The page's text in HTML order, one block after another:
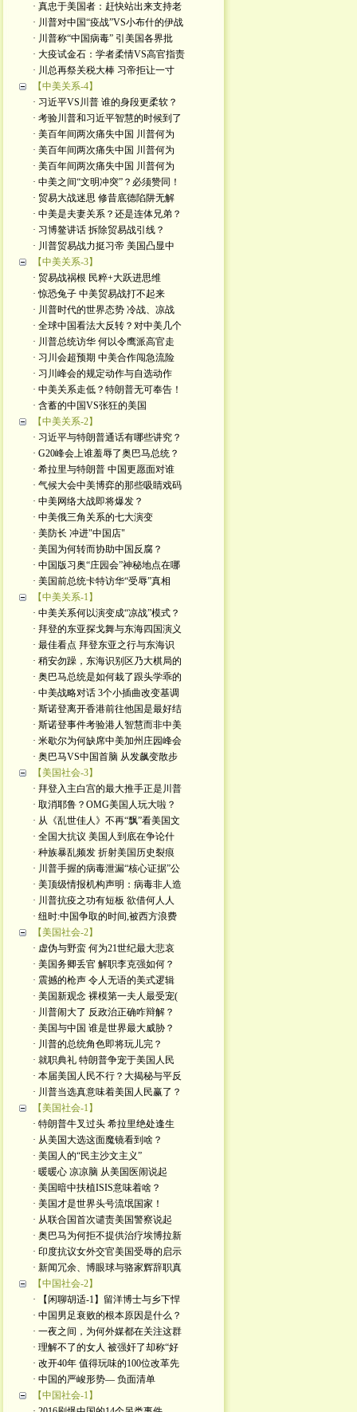
· 真忠于美国者：赶快站出来支持老
· 川普对中国“疫战”VS小布什的伊战
· 川普称“中国病毒” 引美国各界批
· 大疫试金石：学者柔情VS高官指责
· 川总再祭关税大棒 习帝拒让一寸
【中美关系-4】
· 习近平VS川普 谁的身段更柔软？
· 考验川普和习近平智慧的时候到了
· 美百年间两次痛失中国 川普何为
· 美百年间两次痛失中国 川普何为
· 美百年间两次痛失中国 川普何为
· 中美之间“文明冲突”？必须赞同！
· 贸易大战迷思 修昔底德陷阱无解
· 中美是夫妻关系？还是连体兄弟？
· 习博鳌讲话 拆除贸易战引线？
· 川普贸易战力挺习帝 美国凸显中
【中美关系-3】
· 贸易战祸根 民粹+大跃进思维
· 惊恐兔子 中美贸易战打不起来
· 川普时代的世界态势 冷战、凉战
· 全球中国看法大反转？对中美几个
· 川普总统访华 何以令鹰派高官走
· 习川会超预期 中美合作闯急流险
· 习川峰会的规定动作与自选动作
· 中美关系走低？特朗普无可奉告！
· 含蓄的中国VS张狂的美国
【中美关系-2】
· 习近平与特朗普通话有哪些讲究？
· G20峰会上谁羞辱了奥巴马总统？
· 希拉里与特朗普 中国更愿面对谁
· 气候大会中美博弈的那些吸睛戏码
· 中美网络大战即将爆发？
· 中美俄三角关系的七大演变
· 美防长 冲进"中国店"
· 美国为何转而协助中国反腐？
· 中国版习奥“庄园会”神秘地点在哪
· 美国前总统卡特访华“受辱”真相
【中美关系-1】
· 中美关系何以演变成“凉战”模式？
· 拜登的东亚探戈舞与东海四国演义
· 最佳看点 拜登东亚之行与东海识
· 稍安勿躁，东海识别区乃大棋局的
· 奥巴马总统是如何栽了跟头学乖的
· 中美战略对话 3个小插曲改变基调
· 斯诺登离开香港前往他国是最好结
· 斯诺登事件考验港人智慧而非中美
· 米歇尔为何缺席中美加州庄园峰会
· 奥巴马VS中国首脑 从发飙变散步
【美国社会-3】
· 拜登入主白宫的最大推手正是川普
· 取消耶鲁？OMG美国人玩大啦？
· 从《乱世佳人》不再“飘”看美国文
· 全国大抗议 美国人到底在争论什
· 种族暴乱频发 折射美国历史裂痕
· 川普手握的病毒泄漏“核心证据”公
· 美顶级情报机构声明：病毒非人造
· 川普抗疫之功有短板 欲借何人人
· 纽时:中国争取的时间,被西方浪费
【美国社会-2】
· 虚伪与野蛮 何为21世纪最大悲哀
· 美国务卿丢官 解职李克强如何？
· 震撼的枪声 令人无语的美式逻辑
· 美国新观念 裸模第一夫人最受宠(
· 川普闹大了 反政治正确咋辩解？
· 美国与中国 谁是世界最大威胁？
· 川普的总统角色即将玩儿完？
· 就职典礼 特朗普争宠于美国人民
· 本届美国人民不行？大揭秘与平反
· 川普当选真意味着美国人民赢了？
【美国社会-1】
· 特朗普牛叉过头 希拉里绝处逢生
· 从美国大选这面魔镜看到啥？
· 美国人的“民主沙文主义”
· 暖暖心 凉凉脑 从美国医闹说起
· 美国暗中扶植ISIS意味着啥？
· 美国才是世界头号流氓国家！
· 从联合国首次谴责美国警察说起
· 奥巴马为何拒不提供治疗埃博拉新
· 印度抗议女外交官美国受辱的启示
· 新闻冗余、博眼球与骆家辉辞职真
【中国社会-2】
· 【闲聊胡适-1】留洋博士与乡下悍
· 中国男足衰败的根本原因是什么？
· 一夜之间，为何外媒都在关注这群
· 理解不了的女人 被强奸了却称“好
· 改开40年 值得玩味的100位改革先
· 中国的严峻形势— 负面清单
【中国社会-1】